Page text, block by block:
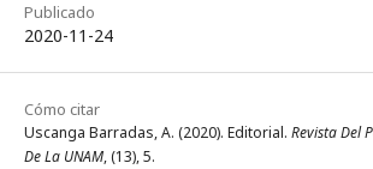
Publicado
2020-11-24
Cómo citar
Uscanga Barradas, A. (2020). Editorial. Revista Del
De La UNAM, (13), 5.